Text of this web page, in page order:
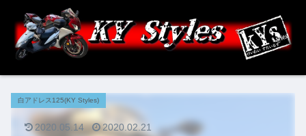
白アドレス125(KY Styles)
2020.05.14 2020.02.21